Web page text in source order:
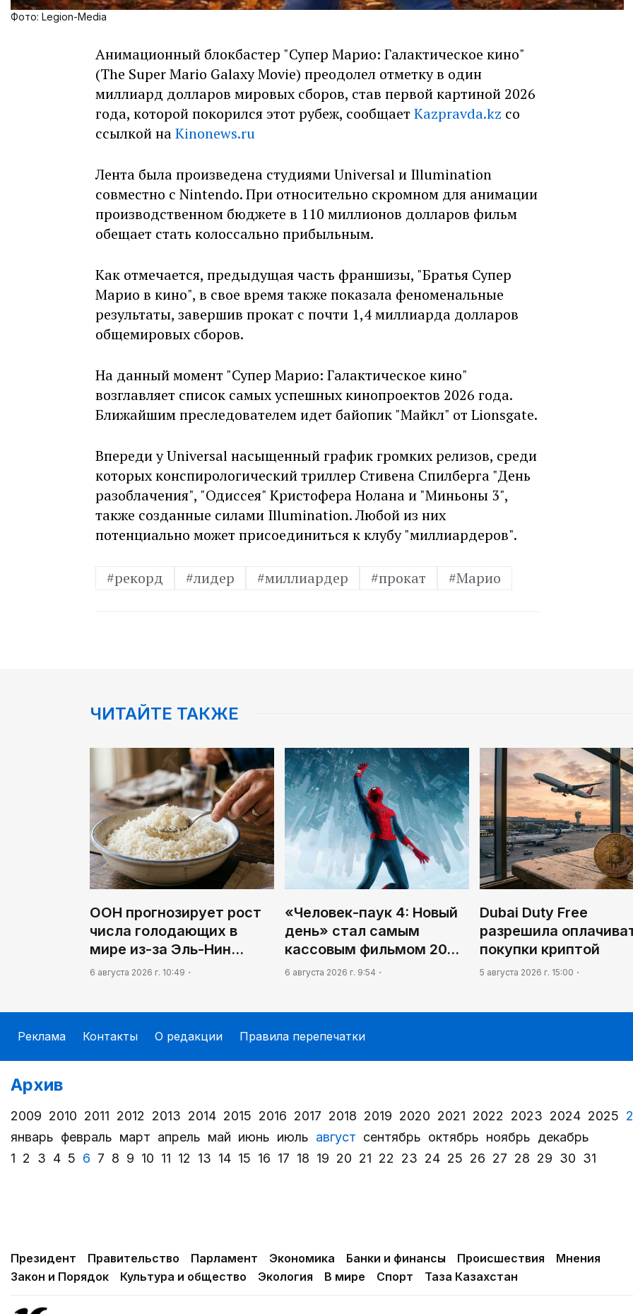
Фото: Legion-Media
Анимационный блокбастер "Супер Марио: Галактическое кино"
(The Super Mario Galaxy Movie) преодолел отметку в один
миллиард долларов мировых сборов, став первой картиной 2026
года, которой покорился этот рубеж, сообщает Kazpravda.kz со
ссылкой наKinonews.ru
Лента была произведена студиями Universal и Illumination
совместно с Nintendo. При относительно скромном для анимации
производственном бюджете в 110 миллионов долларов фильм
обещает стать колоссально прибыльным.
Как отмечается, предыдущая часть франшизы, "Братья Супер
Марио в кино", в свое время также показала феноменальные
результаты, завершив прокат с почти 1,4 миллиарда долларов
общемировых сборов.
На данный момент "Супер Марио: Галактическое кино"
возглавляет список самых успешных кинопроектов 2026 года.
Ближайшим преследователем идет байопик "Майкл" от Lionsgate.
Впереди у Universal насыщенный график громких релизов, среди
которых конспирологический триллер Стивена Спилберга "День
разоблачения", "Одиссея" Кристофера Нолана и "Миньоны 3",
также созданные силами Illumination. Любой из них
потенциально может присоединиться к клубу "миллиардеров".
#рекорд #лидер #миллиардер #прокат #Марио
ЧИТАЙТЕ ТАКЖЕ
ООН прогнозирует рост
числа голодающих в
мире из-за Эль-Нин…
6 августа 2026 г. 10:49
«Человек-паук 4: Новый
день» стал самым
кассовым фильмом 20…
6 августа 2026 г. 9:54
Dubai Duty Free
разрешила
покупки криптой
5 августа 2026 г. 15:00
Реклама Контакты О редакции Правила перепечатки
Архив
2009 2010 2011 2012 2013 2014 2015 2016 2017 2018 2019 2020 2021 2022 2023 2024 2025
январь февраль март апрель май июнь июль август сентябрь октябрь ноябрь декабрь
1 2 3 4 5 6 7 8 9 10 11 12 13 14 15 16 17 18 19 20 21 22 23 24 25 26 27 28 29 30 31
Президент Правительство Парламент Экономика Банки и финансы Происшествия
Мнения
Закон и Порядок
Культура и общество Экология В мире Спорт Таза Казахстан